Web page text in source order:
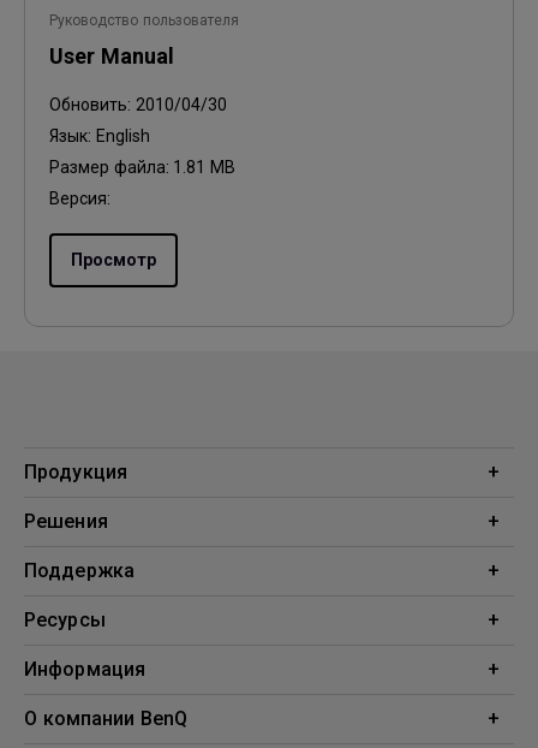
Руководство пользователя
User Manual
Обновить: 2010/04/30
Язык: English
Размер файла: 1.81 MB
Версия:
Просмотр
Продукция
Проекторы
Решения
Образование
Поддержка
Поддержка
Ресурсы
Проекционный калькулятор
Информация
BenQ AQCOLOR
О компании BenQ